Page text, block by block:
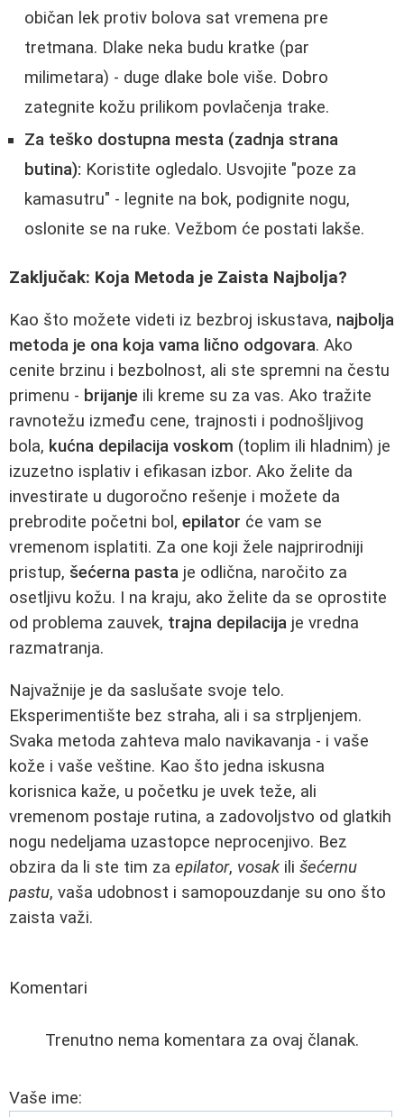
običan lek protiv bolova sat vremena pre
tretmana. Dlake neka budu kratke (par
milimetara) - duge dlake bole više. Dobro
zategnite kožu prilikom povlačenja trake.
Za teško dostupna mesta (zadnja strana
butina): Koristite ogledalo. Usvojite "poze za
kamasutru" - legnite na bok, podignite nogu,
oslonite se na ruke. Vežbom će postati lakše.
Zaključak: Koja Metoda je Zaista Najbolja?
Kao što možete videti iz bezbroj iskustava, najbolja
metoda je ona koja vama lično odgovara. Ako
cenite brzinu i bezbolnost, ali ste spremni na čestu
primenu - brijanje ili kreme su za vas. Ako tražite
ravnotežu između cene, trajnosti i podnošljivog
bola, kućna depilacija voskom (toplim ili hladnim) je
izuzetno isplativ i efikasan izbor. Ako želite da
investirate u dugoročno rešenje i možete da
prebrodite početni bol, epilator će vam se
vremenom isplatiti. Za one koji žele najprirodniji
pristup, šećerna pasta je odlična, naročito za
osetljivu kožu. I na kraju, ako želite da se oprostite
od problema zauvek, trajna depilacija je vredna
razmatranja.
Najvažnije je da saslušate svoje telo.
Eksperimentište bez straha, ali i sa strpljenjem.
Svaka metoda zahteva malo navikavanja - i vaše
kože i vaše veštine. Kao što jedna iskusna
korisnica kaže, u početku je uvek teže, ali
vremenom postaje rutina, a zadovoljstvo od glatkih
nogu nedeljama uzastopce neprocenjivo. Bez
obzira da li ste tim za epilator, vosakili šećernu
pastu, vaša udobnost i samopouzdanje su ono što
zaista važi.
Komentari
Trenutno nema komentara za ovaj članak.
Vaše ime: